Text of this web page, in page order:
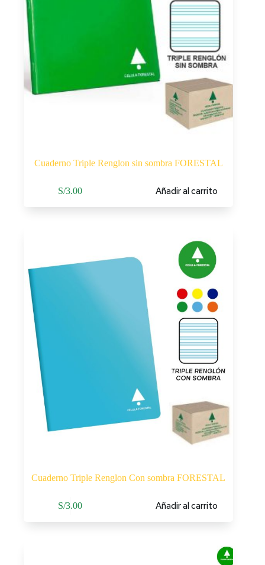
Cuaderno Triple Renglon sin sombra FORESTAL
S/3.00 Añadir al carrito
Cuaderno Triple Renglon Con sombra FORESTAL
S/3.00 Añadir al carrito